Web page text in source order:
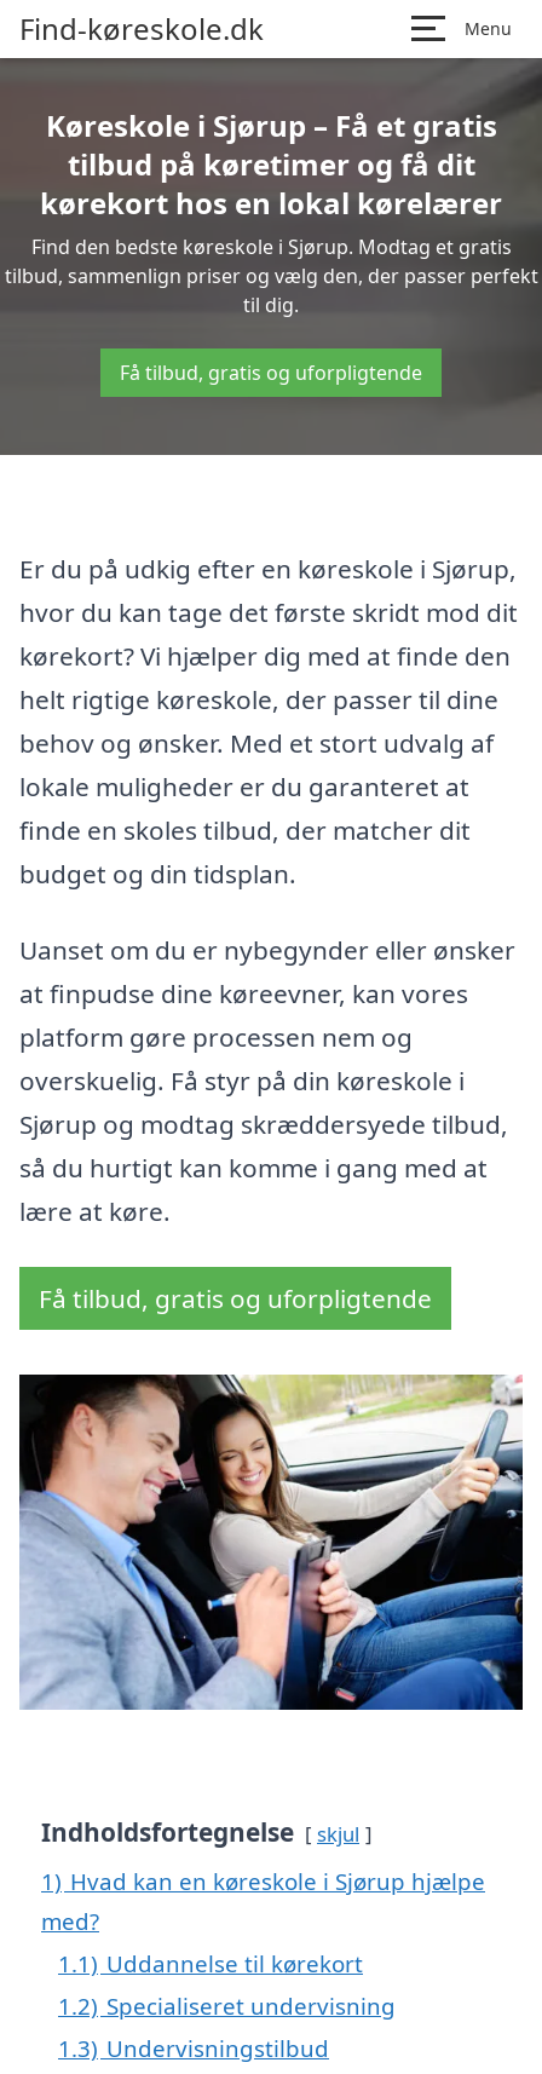
Find-køreskole.dk Menu
Køreskole i Sjørup – Få et gratis
tilbud på køretimer og få dit
kørekort hos en lokal kørelærer
Find den bedste køreskole i Sjørup. Modtag et gratis
tilbud, sammenlign priser og vælg den, der passer perfekt
til dig.
Få tilbud, gratis og uforpligtende
Er du på udkig efter en køreskole i Sjørup,
hvor du kan tage det første skridt mod dit
kørekort? Vi hjælper dig med at finde den
helt rigtige køreskole, der passer til dine
behov og ønsker. Med et stort udvalg af
lokale muligheder er du garanteret at
finde en skoles tilbud, der matcher dit
budget og din tidsplan.
Uanset om du er nybegynder eller ønsker
at finpudse dine køreevner, kan vores
platform gøre processen nem og
overskuelig. Få styr på din køreskole i
Sjørup og modtag skræddersyede tilbud,
så du hurtigt kan komme i gang med at
lære at køre.
Få tilbud, gratis og uforpligtende
Indholdsfortegnelse skjul
1) Hvad kan en køreskole i Sjørup hjælpe
med?
1.1) Uddannelse til kørekort
1.2) Specialiseret undervisning
1.3) Undervisningstilbud